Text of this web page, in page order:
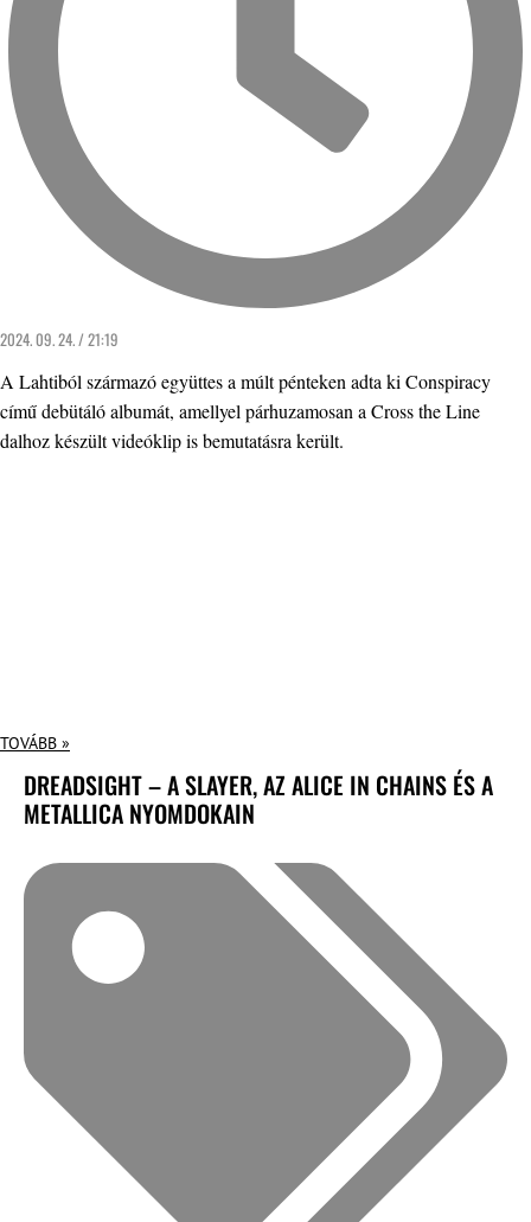
2024. 09. 24. / 21:19
A Lahtiból származó együttes a múlt pénteken adta ki Conspiracy
című debütáló albumát, amellyel párhuzamosan a Cross the Line
dalhoz készült videóklip is bemutatásra került.
TOVÁBB »
DREADSIGHT – A SLAYER, AZ ALICE IN CHAINS ÉS A
METALLICA NYOMDOKAIN